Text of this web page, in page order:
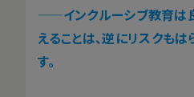
——インクルーシブ教育は
えることは、逆にリスクも
す。